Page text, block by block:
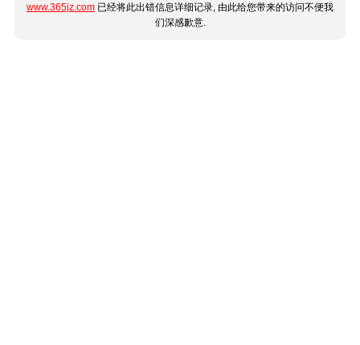
www.365jz.com 已经将此出错信息详细记录, 由此给您带来的访问不便我
们深感歉意.